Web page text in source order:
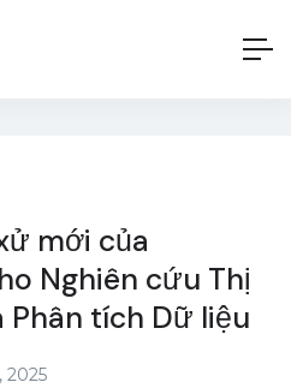
mới của
Nghiên cứu Thị
Phân tích Dữ liệu
2025